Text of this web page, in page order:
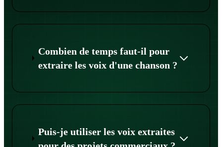
Combien de temps faut-il pour
extraire les voix d'une chanson ?
Puis-je utiliser les voix extraites